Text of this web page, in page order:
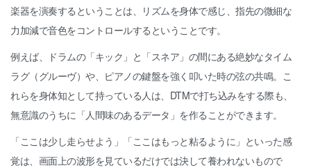
楽器を演奏するということは、リズムを身体で感じ、指先の微細な
力加減で音色をコントロールするということです。
例えば、ドラムの「キック」と「スネア」の間にある絶妙なタイム
ラグ（グルーヴ）や、ピアノの鍵盤を強く叩いた時の弦の共鳴。こ
れらを身体知として持っている人は、DTMで打ち込みをする際も、
無意識のうちに「人間味のあるデータ」を作ることができます。
「ここは少し走らせよう」「ここはもっと粘るように」といった感
覚は、画面上の波形を見ているだけでは決して養われないもので